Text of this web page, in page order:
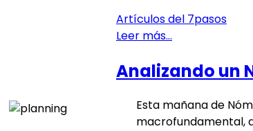
Artículos del 7pasos
Leer más…
Analizando un
Esta mañana de
macrofundamental,